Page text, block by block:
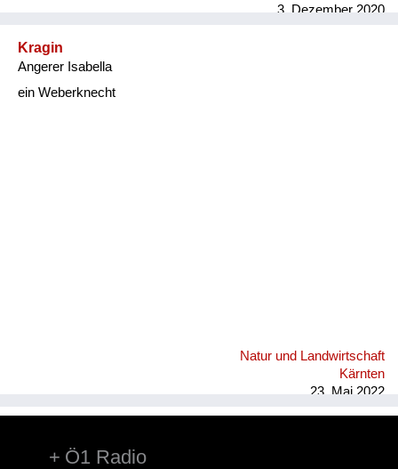
3. Dezember 2020
Kragin
Angerer Isabella
ein Weberknecht
Natur und Landwirtschaft
Kärnten
23. Mai 2022
Ö1 Radio